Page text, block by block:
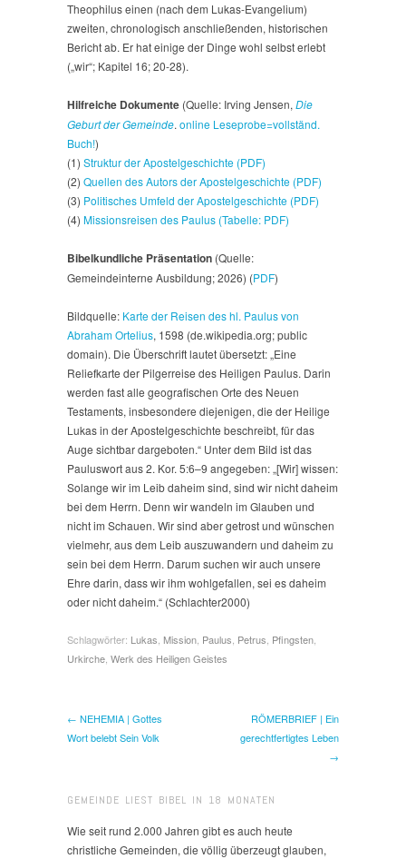
Theophilus einen (nach dem Lukas-Evangelium)
zweiten, chronologisch anschließenden, historischen
Bericht ab. Er hat einige der Dinge wohl selbst erlebt
(„wir“; Kapitel 16; 20-28).
Hilfreiche Dokumente (Quelle: Irving Jensen, Die
Geburt der Gemeinde. online Leseprobe=vollständ.
Buch!)
(1) Struktur der Apostelgeschichte (PDF)
(2) Quellen des Autors der Apostelgeschichte (PDF)
(3) Politisches Umfeld der Apostelgeschichte (PDF)
(4) Missionsreisen des Paulus (Tabelle: PDF)
Bibelkundliche Präsentation (Quelle:
Gemeindeinterne Ausbildung; 2026) (PDF)
Bildquelle: Karte der Reisen des hl. Paulus von
Abraham Ortelius, 1598 (de.wikipedia.org; public
domain). Die Überschrift lautet übersetzt: „Eine
Reliefkarte der Pilgerreise des Heiligen Paulus. Darin
werden fast alle geografischen Orte des Neuen
Testaments, insbesondere diejenigen, die der Heilige
Lukas in der Apostelgeschichte beschreibt, für das
Auge sichtbar dargeboten.“ Unter dem Bild ist das
Pauluswort aus 2. Kor. 5:6–9 angegeben: „[Wir] wissen:
Solange wir im Leib daheim sind, sind wir nicht daheim
bei dem Herrn. Denn wir wandeln im Glauben und
nicht im Schauen. Wir sind aber getrost und wünschen
vielmehr, aus dem Leib auszuwandern und daheim zu
sein bei dem Herrn. Darum suchen wir auch unsere
Ehre darin, dass wir ihm wohlgefallen, sei es daheim
oder nicht daheim.“ (Schlachter2000)
Schlagwörter: Lukas, Mission, Paulus, Petrus, Pfingsten,
Urkirche, Werk des Heiligen Geistes
← NEHEMIA | Gottes
Wort belebt Sein Volk
RÖMERBRIEF | Ein
gerechtfertigtes Leben
→
GEMEINDE LIEST BIBEL IN 18 MONATEN
Wie seit rund 2.000 Jahren gibt es auch heute
christliche Gemeinden, die völlig überzeugt glauben,